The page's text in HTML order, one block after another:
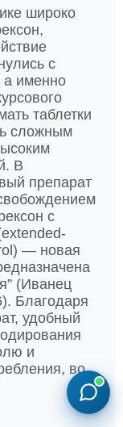
широко
с
а именно
таблетки
сложным
В
препарат
с
— новая
(Иванец
Благодаря
удобный
и
во